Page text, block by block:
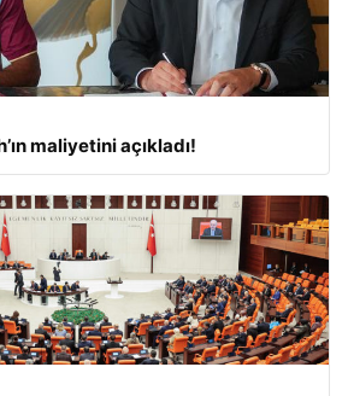
maliyetini açıkladı!